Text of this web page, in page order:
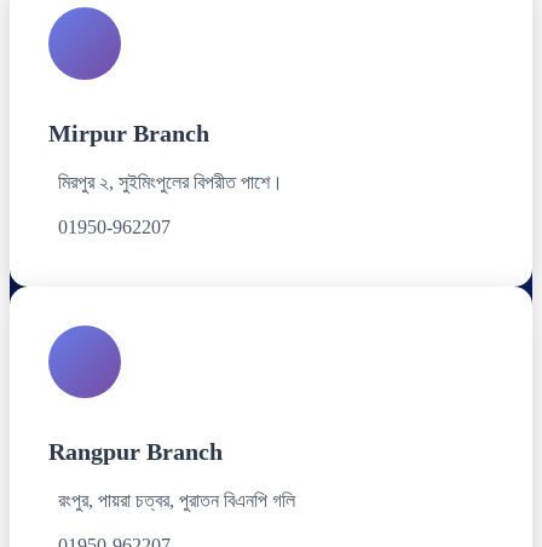
Mirpur Branch
মিরপুর ২, সুইমিংপুলের বিপরীত পাশে।
01950-962207
Rangpur Branch
রংপুর, পায়রা চত্বর, পুরাতন বিএনপি গলি